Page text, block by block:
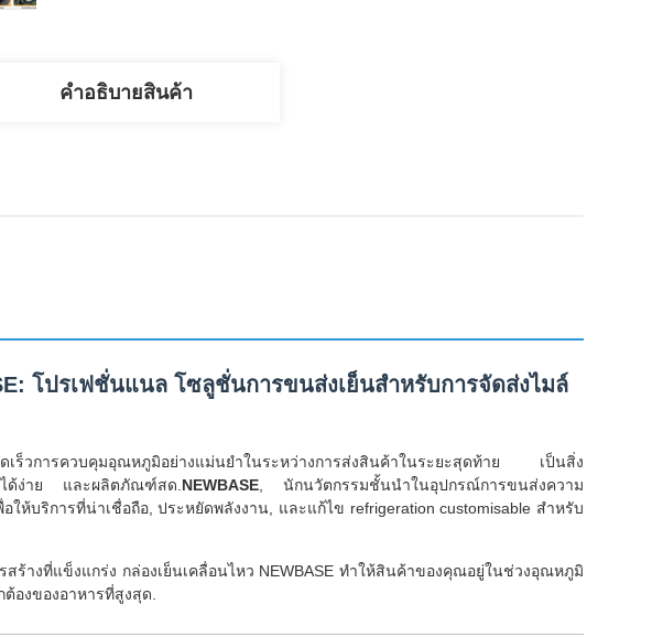
คําอธิบายสินค้า
โปรเฟชั่นแนล โซลูชั่นการขนส่งเย็นสําหรับการจัดส่งไมล์
เร็วการควบคุมอุณหภูมิอย่างแม่นยําในระหว่างการส่งสินค้าในระยะสุดท้าย เป็นสิ่ง
ได้ง่าย และผลิตภัณฑ์สด. NEWBASE , นักนวัตกรรมชั้นนําในอุปกรณ์การขนส่งความ
ให้บริการที่น่าเชื่อถือ, ประหยัดพลังงาน, และแก้ไข refrigeration customisable สําหรับ
ร้างที่แข็งแกร่ง กล่องเย็นเคลื่อนไหว NEWBASE ทําให้สินค้าของคุณอยู่ในช่วงอุณหภูมิ
องของอาหารที่สูงสุด.